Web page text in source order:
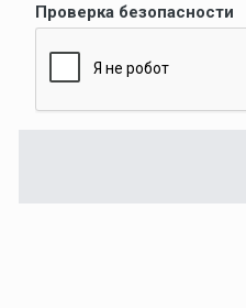
Проверка безопасности